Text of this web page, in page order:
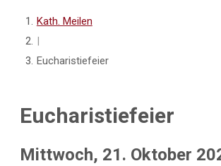
Kath. Meilen
|
Eucharistiefeier
Eucharistiefeier
Mittwoch, 21. Oktober